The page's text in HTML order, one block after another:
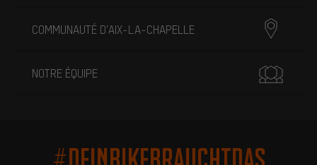
COMMUNAUTÉ D'AIX-LA-CHAPELLE
NOTRE ÉQUIPE